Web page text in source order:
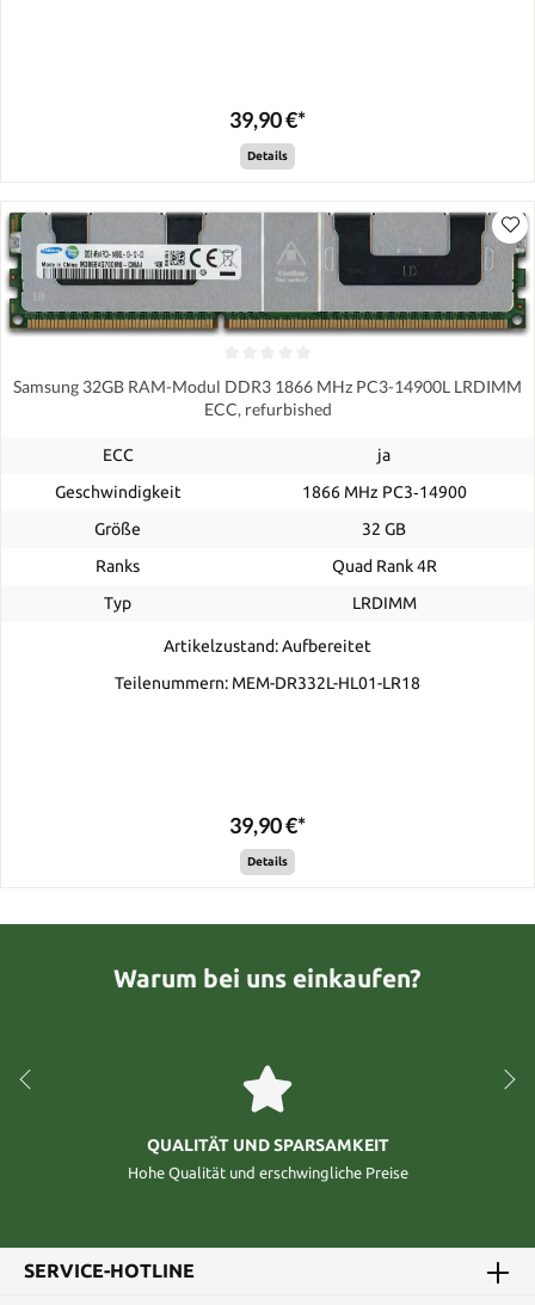
39,90 €*
Details
Samsung 32GB RAM-Modul DDR3 1866 MHz PC3-14900L LRDIMM
ECC, refurbished
ECC
ja
Geschwindigkeit
1866 MHz PC3‑14900
Größe
32 GB
Ranks
Quad Rank 4R
Typ
LRDIMM
Artikelzustand: Aufbereitet
Teilenummern: MEM-DR332L-HL01-LR18
39,90 €*
Details
Warum bei uns einkaufen?
QUALITÄT UND SPARSAMKEIT
Hohe Qualität und erschwingliche Preise
SERVICE-HOTLINE